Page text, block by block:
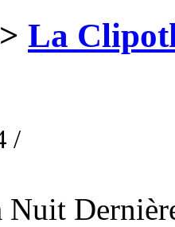
> La
/
Nuit